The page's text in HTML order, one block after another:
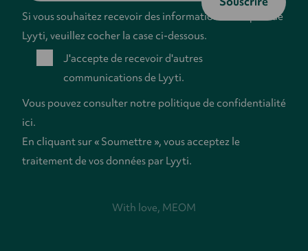
Si vous souhaitez recevoir des informations de la part de
Lyyti, veuillez cocher la case ci-dessous.
J'accepte de recevoir d'autres
communications de Lyyti.
Vous pouvez consulter notre politique de confidentialité
ici.
En cliquant sur « Soumettre », vous acceptez le
traitement de vos données par Lyyti.
With love, MEOM